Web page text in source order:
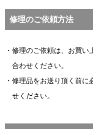
修理のご依頼方法
修理のご依頼は、お買い
合わせください。
修理品をお送り頂く前に
せください。